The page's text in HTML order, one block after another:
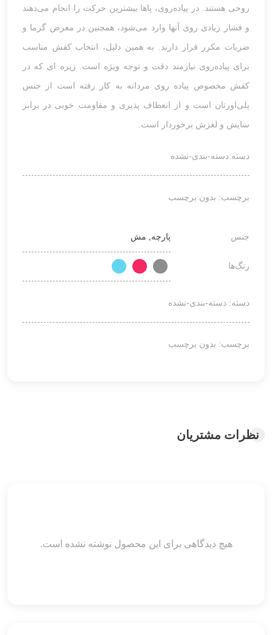
روحی هستند. در پیاده‌روی، پاها بیشترین حرکت را انجام می‌دهند
و فشار زیادی روی آنها وارد می‌شود، همچنین در معرض گرما و
ضربات مکرر قرار دارند. به همین دلیل، انتخاب کفش مناسب
برای پیاده‌روی نیازمند دقت و توجه ویژه است. زیره ای که در
کفش مخصوص پیاده روی مردانه به کار رفته است از جنس
پلی‌اورتان است و از انعطاف پذیری و مقاومت خوبی در برابر
سایش و لغزش برخوردار است.
دسته:دسته-بندی-نشده
برچسب: بدون برچسب
جنس پارچه, مش
رنگ‌ها
دسته: دسته-بندی-نشده
برچسب: بدون برچسب
نظرات مشتریان
هیچ دیدگاهی برای این محصول نوشته نشده است.